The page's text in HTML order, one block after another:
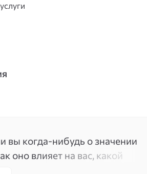
вы когда-нибудь о значении
оно влияет на вас, какой
в вашу судьбу?